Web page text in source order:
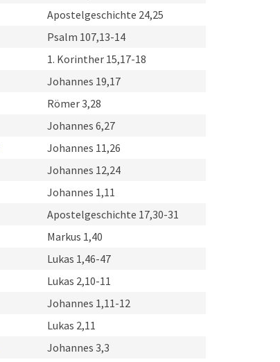
Apostelgeschichte 24,25
Psalm 107,13-14
1. Korinther 15,17-18
Johannes 19,17
Römer 3,28
Johannes 6,27
Johannes 11,26
Johannes 12,24
Johannes 1,11
Apostelgeschichte 17,30-31
Markus 1,40
Lukas 1,46-47
Lukas 2,10-11
Johannes 1,11-12
Lukas 2,11
Johannes 3,3